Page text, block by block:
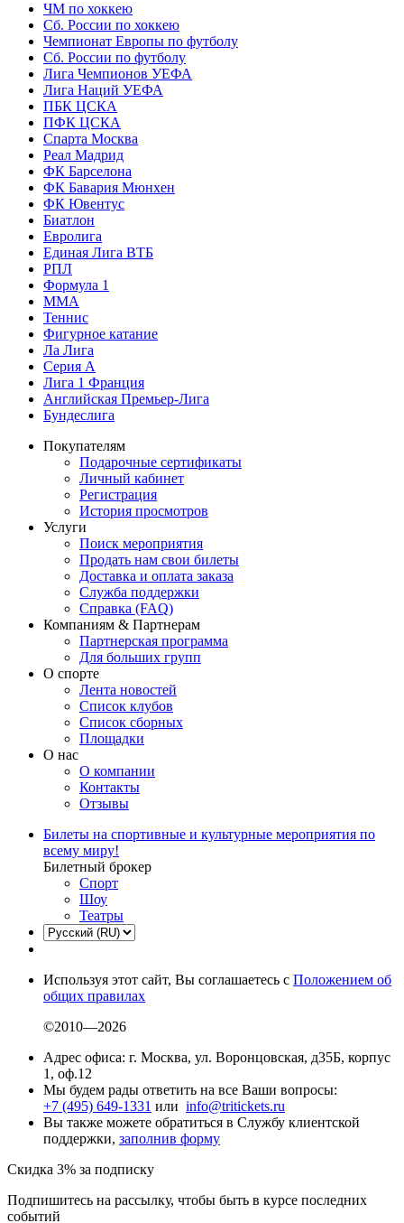
ЧМ по хоккею
Сб. России по хоккею
Чемпионат Европы по футболу
Сб. России по футболу
Лига Чемпионов УЕФА
Лига Наций УЕФА
ПБК ЦСКА
ПФК ЦСКА
Спарта Москва
Реал Мадрид
ФК Барселона
ФК Бавария Мюнхен
ФК Ювентус
Биатлон
Евролига
Единая Лига ВТБ
РПЛ
Формула 1
MMA
Теннис
Фигурное катание
Ла Лига
Серия А
Лига 1 Франция
Английская Премьер-Лига
Бундеслига
Покупателям
Подарочные сертификаты
Личный кабинет
Регистрация
История просмотров
Услуги
Поиск мероприятия
Продать нам свои билеты
Доставка и оплата заказа
Служба поддержки
Справка (FAQ)
Компаниям & Партнерам
Партнерская программа
Для больших групп
О спорте
Лента новостей
Список клубов
Список сборных
Площадки
О нас
О компании
Контакты
Отзывы
Билеты на спортивные и культурные мероприятия по
всему миру!
Билетный брокер
Спорт
Шоу
Театры
Используя этот сайт, Вы соглашаетесь с Положением об
общих правилах
©2010—2026
Адрес офиса: г. Москва, ул. Воронцовская, д35Б, корпус
1, оф.12
Мы будем рады ответить на все Ваши вопросы:
+7 (495) 649-1331 или info@tritickets.ru
Вы также можете обратиться в Службу клиентской
поддержки, заполнив форму
Скидка 3% за подписку
Подпишитесь на рассылку, чтобы быть в курсе последних
событий